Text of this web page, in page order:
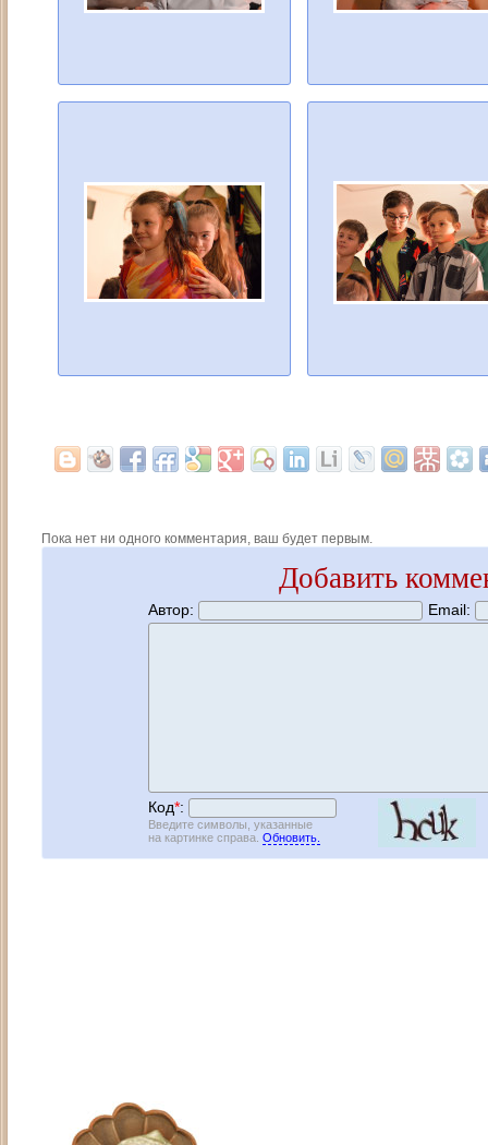
Пока нет ни одного комментария, ваш будет первым.
Добавить
Автор: Email:
Код*:
Введите символы, указанные
на картинке справа. Обновить.